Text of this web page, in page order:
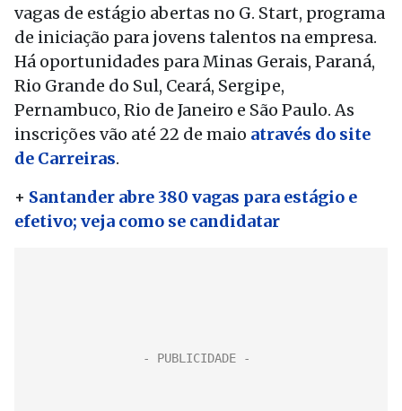
vagas de estágio abertas no G. Start, programa
de iniciação para jovens talentos na empresa.
Há oportunidades para Minas Gerais, Paraná,
Rio Grande do Sul, Ceará, Sergipe,
Pernambuco, Rio de Janeiro e São Paulo. As
inscrições vão até 22 de maio através do site
de Carreiras.
+ Santander abre 380 vagas para estágio e
efetivo; veja como se candidatar